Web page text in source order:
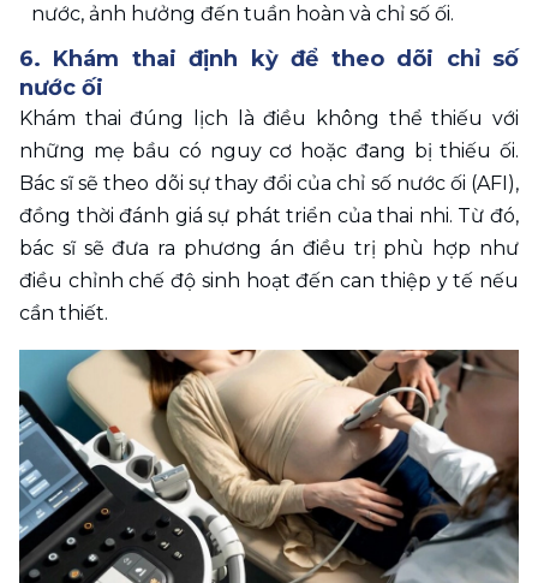
nước, ảnh hưởng đến tuần hoàn và chỉ số ối.
6. Khám thai định kỳ để theo dõi chỉ số
nước ối
Khám thai đúng lịch là điều không thể thiếu với
những mẹ bầu có nguy cơ hoặc đang bị thiếu ối.
Bác sĩ sẽ theo dõi sự thay đổi của chỉ số nước ối (AFI),
đồng thời đánh giá sự phát triển của thai nhi. Từ đó,
bác sĩ sẽ đưa ra phương án điều trị phù hợp như
điều chỉnh chế độ sinh hoạt đến can thiệp y tế nếu
cần thiết.